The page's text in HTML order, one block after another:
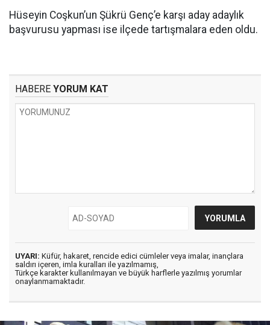
Hüseyin Coşkun’un Şükrü Genç’e karşı aday adaylık
başvurusu yapması ise ilçede tartışmalara eden oldu.
HABERE YORUM KAT
UYARI: Küfür, hakaret, rencide edici cümleler veya imalar, inançlara
saldırı içeren, imla kuralları ile yazılmamış,
Türkçe karakter kullanılmayan ve büyük harflerle yazılmış yorumlar
onaylanmamaktadır.